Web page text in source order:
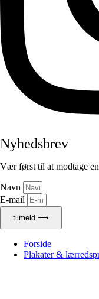
Nyhedsbrev
Vær først til at modtage
Navn
E-mail
tilmeld ⟶
Forside
Plakater &